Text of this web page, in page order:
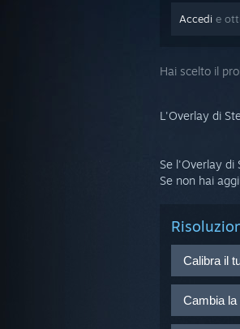
Accedi e
Hai scelto il
L'Overlay di
Se l'Overlay di
Se non hai
Calibra il
Cambia la